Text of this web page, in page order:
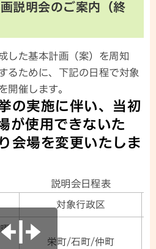
説明会のご案内（終
した基本計画（案）を周知
るために、下記の日程で対象
開催します。
の実施に伴い、当初
が使用できないた
会場を変更いたしま
説明会日程表
対象行政区
栄町/石町/仲町